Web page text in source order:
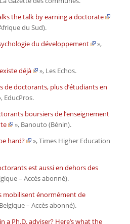
the talk by earning a doctorate
du Sud).
du développement
»,
déjà », Les Echos.
de doctorants, plus d’étudiants en
EducPros.
boursiers de l’enseignement
», Banouto(Bénin).
hard? »,Times Higher Education
est aussi en dehors des
– Accès abonné).
mobilisent énormément de
– Accès abonné).
a Ph.D. adviser? Here’s what the